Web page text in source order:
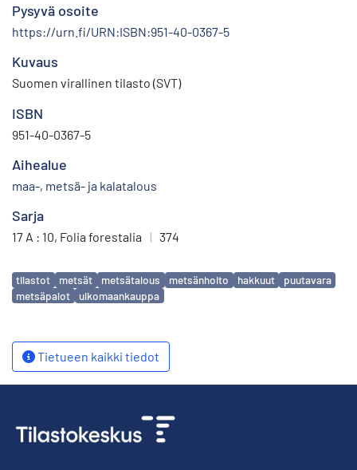
Pysyvä osoite
https://urn.fi/URN:ISBN:951-40-0367-5
Kuvaus
Suomen virallinen tilasto (SVT)
ISBN
951-40-0367-5
Aihealue
maa-, metsä- ja kalatalous
Sarja
17 A : 10, Folia forestalia | 374
Avainsanat
tilastot metsät metsätalous metsänhoito hakkuut
puutavara
metsäpalot
ulkomaankauppa
Tietueen kaikki tiedot